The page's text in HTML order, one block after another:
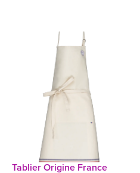
Tablier Origine France